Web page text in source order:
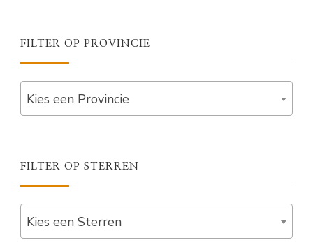
FILTER OP PROVINCIE
Kies een Provincie
FILTER OP STERREN
Kies een Sterren